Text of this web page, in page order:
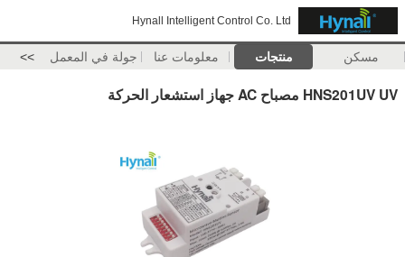
Hynall Intelligent Control Co. Ltd
مسكن منتجات معلومات عنا جولة في المعمل >>
HNS201UV UV مصباح AC جهاز استشعار الحركة